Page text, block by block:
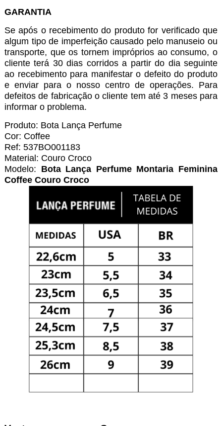
GARANTIA
Se após o recebimento do produto for verificado que
algum tipo de imperfeição causado pelo manuseio ou
transporte, que os tornem impróprios ao consumo, o
cliente terá 30 dias corridos a partir do dia seguinte
ao recebimento para manifestar o defeito do produto
e enviar para o nosso centro de operações. Para
defeitos de fabricação o cliente tem até 3 meses para
informar o problema.
Produto: Bota Lança Perfume
Cor: Coffee
Ref: 537BO001183
Material: Couro Croco
Modelo: Bota Lança Perfume Montaria Feminina
Coffee Couro Croco